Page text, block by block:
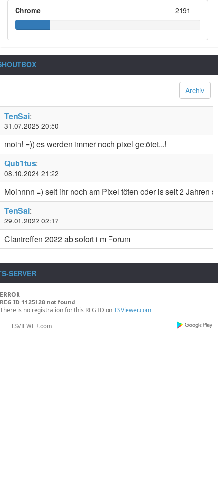
Chrome 2191
Archiv
TenSai:
31.07.2025 20:50
moin! =)) es werden immer noch pixel getötet...!
Qub1tus:
08.10.2024 21:22
Moinnnn =) seit ihr noch am Pixel töten oder is seit 2 Jahren
TenSai:
29.01.2022 02:17
Clantreffen 2022 ab sofort i m Forum
SERVER
ERROR
REG ID 1125128 not found
There is no registration for this REG ID onTSViewer.com